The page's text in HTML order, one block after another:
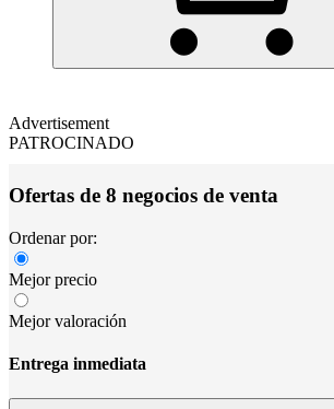
Advertisement
PATROCINADO
Ofertas de 8 negocios de venta
Ordenar por:
Mejor precio
Mejor valoración
Entrega inmediata